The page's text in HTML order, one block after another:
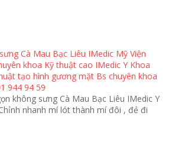
Cà Mau Bạc Liêu IMedic Mỹ Viện
khoa Kỹ thuật cao IMedic Y Khoa
tạo hình gương mặt Bs chuyên khoa
944 94 59
không sưng Cà Mau Bạc Liêu IMedic Y
nhanh mí lót thành mí đôi , đẻ đi